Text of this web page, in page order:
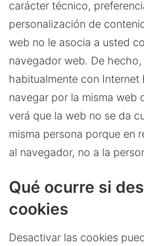
carácter técnico,
personalización de
web no le asocia a usted
navegador web. De hecho,
habitualmente con Internet
navegar por la misma web
verá que la web no se da
misma persona porque en
al navegador, no a la
Qué ocurre si
cookies
Desactivar las cookies